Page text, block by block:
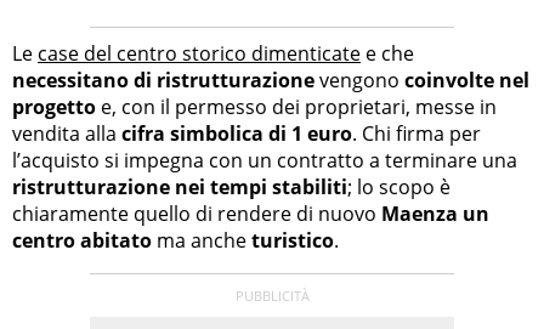
Le case del centro storico dimenticate e che
necessitano di ristrutturazionevengono coinvolte nel
progetto e, con il permesso dei proprietari, messe in
vendita alla cifra simbolica di 1 euro. Chi firma per
l’acquisto si impegna con un contratto a terminare una
ristrutturazione nei tempi stabiliti; lo scopo è
chiaramente quello di rendere di nuovo Maenza un
centro abitato ma ancheturistico.